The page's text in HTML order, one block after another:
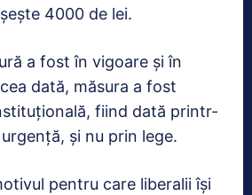
4000 de lei.
a fost în vigoare și în
dată, măsura a fost
fiind dată printr-
și nu prin lege.
pentru care liberalii își